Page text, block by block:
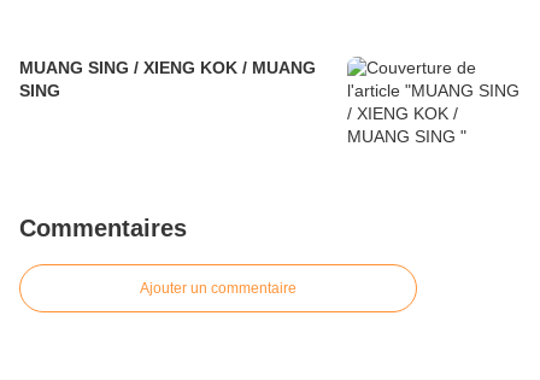
MUANG SING / XIENG KOK / MUANG
SING
Commentaires
Ajouter un commentaire